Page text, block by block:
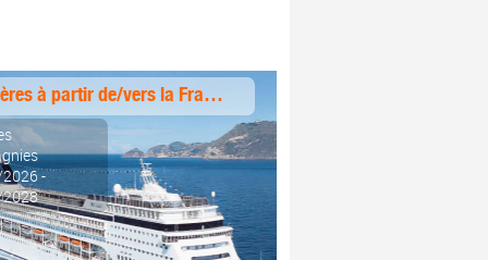
Croisières à partir de/vers la France
-